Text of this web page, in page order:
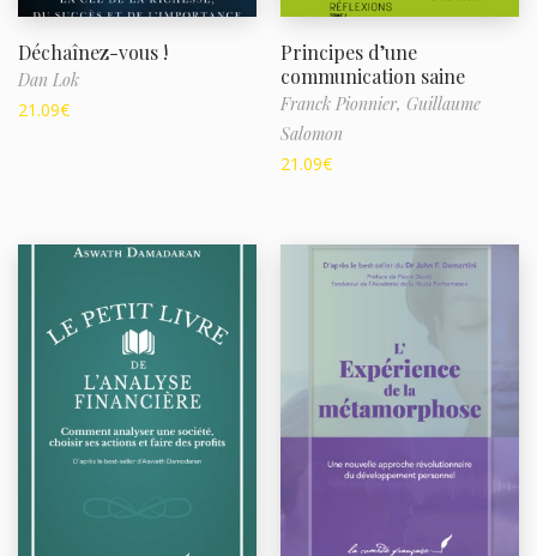
Déchaînez-vous !
Dan Lok
21.09€
Principes d’une
communication saine
Franck Pionnier, Guillaume
Salomon
21.09€